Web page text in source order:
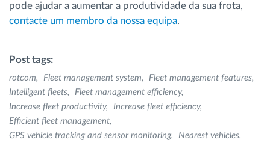
pode ajudar a aumentar a produtividade da sua frota,
contacte um membro da nossa equipa.
Post tags:
rotcom Fleet management system
Fleet management features
Intelligent fleets
Fleet management efficiency
Increase fleet productivity
Increase fleet efficiency
Efficient fleet management
GPS vehicle tracking and sensor monitoring
Nearest vehicles